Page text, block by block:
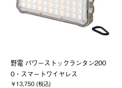
野電 パワーストックランタン200
0・スマートワイヤレス
￥13,750 (税込)